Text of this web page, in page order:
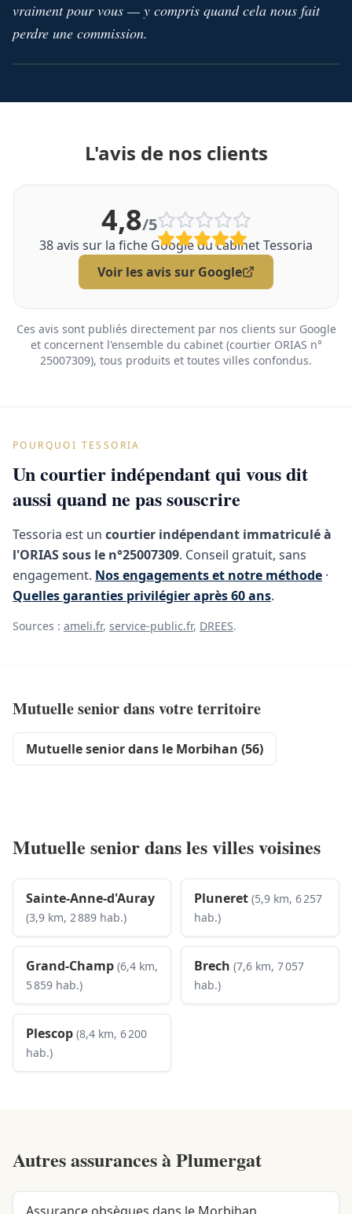
vraiment pour vous — y compris quand cela nous fait
perdre une commission.
L'avis de nos clients
4,8/5
38avis sur la fiche Google du cabinet Tessoria
Voir les avis sur Google
Ces avis sont publiés directement par nos clients sur Google
et concernent l'ensemble du cabinet (courtier ORIAS n°
25007309), tous produits et toutes villes confondus.
POURQUOI TESSORIA
Un courtier indépendant qui vous dit
aussi quand ne pas souscrire
Tessoria est un courtier indépendant immatriculé à
l'ORIAS sous le n°25007309. Conseil gratuit, sans
engagement. Nos engagements et notre méthode ·
Quelles garanties privilégier après 60 ans.
Sources : ameli.fr, service-public.fr, DREES.
Mutuelle senior dans votre territoire
Mutuelle senior dans le Morbihan (56)
Mutuelle senior dans les villes voisines
Sainte-Anne-d'Auray
(3,9 km, 2 889 hab.)
Pluneret (5,9 km, 6 257
hab.)
Grand-Champ (6,4 km,
5 859 hab.)
Brech (7,6 km, 7 057
hab.)
Plescop (8,4 km, 6 200
hab.)
Autres assurances àPlumergat